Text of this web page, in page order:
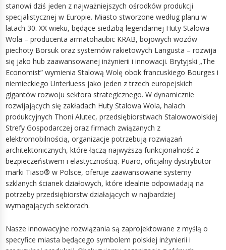
stanowi dziś jeden z najważniejszych ośrodków produkcji
specjalistycznej w Europie. Miasto stworzone według planu w
latach 30. XX wieku, będące siedzibą legendarnej Huty Stalowa
Wola – producenta armatohaubic KRAB, bojowych wozów
piechoty Borsuk oraz systemów rakietowych Langusta – rozwija
się jako hub zaawansowanej inżynierii i innowacji. Brytyjski „The
Economist” wymienia Stalową Wolę obok francuskiego Bourges i
niemieckiego Unterluess jako jeden z trzech europejskich
gigantów rozwoju sektora strategicznego. W dynamicznie
rozwijających się zakładach Huty Stalowa Wola, halach
produkcyjnych Thoni Alutec, przedsiębiorstwach Stalowowolskiej
Strefy Gospodarczej oraz firmach związanych z
elektromobilnością, organizacje potrzebują rozwiązań
architektonicznych, które łączą najwyższą funkcjonalność z
bezpieczeństwem i elastycznością. Puaro, oficjalny dystrybutor
marki Tiaso® w Polsce, oferuje zaawansowane systemy
szklanych ścianek działowych, które idealnie odpowiadają na
potrzeby przedsiębiorstw działających w najbardziej
wymagających sektorach.
Nasze innowacyjne rozwiązania są zaprojektowane z myślą o
specyfice miasta będącego symbolem polskiej inżynierii i